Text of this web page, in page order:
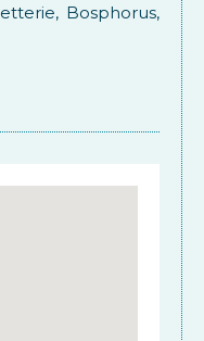
Bosphorus,